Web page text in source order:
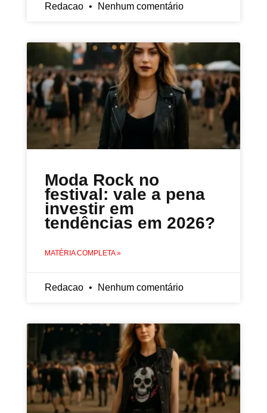
Redacao Nenhum comentário
Moda Rock no
festival: vale a pena
investir em
tendências em 2026?
MATÉRIA COMPLETA »
Redacao Nenhum comentário